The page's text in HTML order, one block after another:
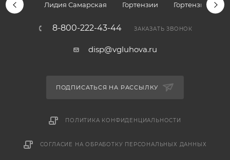
Лидия Самарская Гортензии Гортензии
8-800-222-43-44 ЗАКАЗАТЬ ЗВОНОК
disp@vgluhova.ru
ПОДПИСАТЬСЯ НА РАССЫЛКУ
ПОЛИТИКА КОНФИДЕНЦИАЛЬНОСТИ
СОГЛАСИЕ НА ОБРАБОТКУ ПЕРСОНАЛЬНЫХ ДАННЫХ